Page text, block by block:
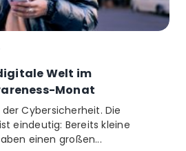
Welt im
Monat
Cybersicherheit. Die
eindeutig: Bereits kleine
einen großen...